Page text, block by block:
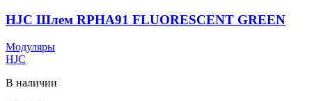
выбрать
на
HJC Шлем RPHA91 FLUORESCENT GREEN
Модуляры
HJC
В наличии